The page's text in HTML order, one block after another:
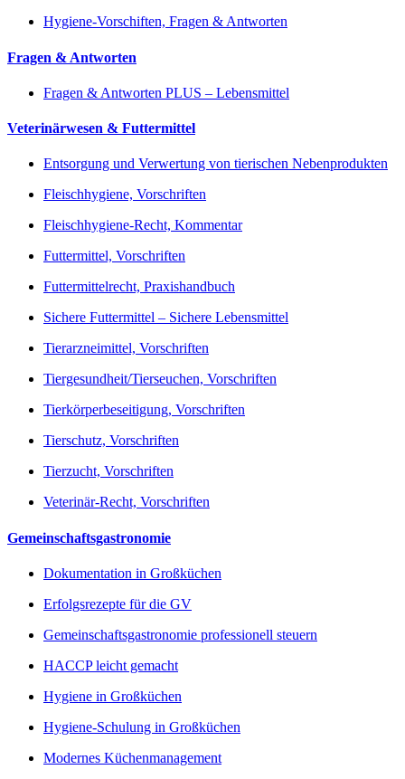
Hygiene-Vorschiften, Fragen & Antworten
Fragen & Antworten
Fragen & Antworten PLUS – Lebensmittel
Veterinärwesen & Futtermittel
Entsorgung und Verwertung von tierischen Nebenprodukten
Fleischhygiene, Vorschriften
Fleischhygiene-Recht, Kommentar
Futtermittel, Vorschriften
Futtermittelrecht, Praxishandbuch
Sichere Futtermittel – Sichere Lebensmittel
Tierarzneimittel, Vorschriften
Tiergesundheit/Tierseuchen, Vorschriften
Tierkörperbeseitigung, Vorschriften
Tierschutz, Vorschriften
Tierzucht, Vorschriften
Veterinär-Recht, Vorschriften
Gemeinschaftsgastronomie
Dokumentation in Großküchen
Erfolgsrezepte für die GV
Gemeinschaftsgastronomie professionell steuern
HACCP leicht gemacht
Hygiene in Großküchen
Hygiene-Schulung in Großküchen
Modernes Küchenmanagement